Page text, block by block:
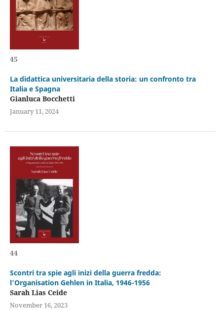
45
La didattica universitaria della storia: un confronto tra
Italia e Spagna
Gianluca Bocchetti
January 11, 2024
44
Scontri tra spie agli inizi della guerra fredda:
l’Organisation Gehlen in Italia, 1946-1956
Sarah Lias Ceide
November 16, 2023